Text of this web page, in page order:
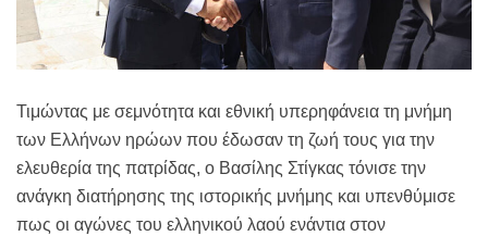
Τιμώντας με σεμνότητα και εθνική υπερηφάνεια τη μνήμη
των Ελλήνων ηρώων που έδωσαν τη ζωή τους για την
ελευθερία της πατρίδας, ο Βασίλης Στίγκας τόνισε την
ανάγκη διατήρησης της ιστορικής μνήμης και υπενθύμισε
πως οι αγώνες του ελληνικού λαού ενάντια στον